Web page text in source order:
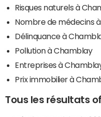
Risques naturels à
Nombre de médecins
Délinquance à
Pollution à Chamblay
Entreprises à
Prix immobilier à
Tous les résultats